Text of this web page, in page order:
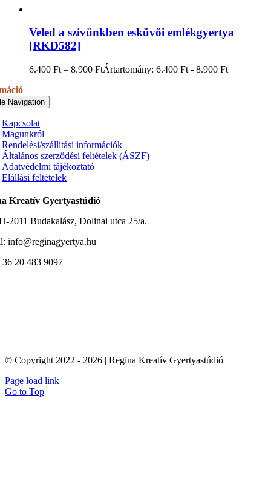
Veled a szívünkben esküvői emlékgyertya
[RKD582]
6.400 Ft – 8.900 FtÁrtartomány: 6.400 Ft - 8.900 Ft
Navigation
Kapcsolat
Magunkról
Rendelési/szállítási információk
Általános szerződési feltételek (ÁSZF)
Adatvédelmi tájékoztató
Elállási feltételek
Kreatív Gyertyastúdió
2011 Budakalász, Dolinai utca 25/a.
info@reginagyertya.hu
20 483 9097
© Copyright 2022 - 2026 | Regina Kreatív Gyertyastúdió
Page load link
Go to Top